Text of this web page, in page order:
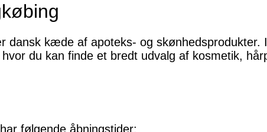
dansk kæde af apoteks- og skønhedsprodukter.
du kan finde et bredt udvalg af kosmetik,
følgende åbningstider: